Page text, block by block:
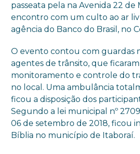
passeata pela na Avenida 22 de
encontro com um culto ao ar
agência do Banco do Brasil, no
O evento contou com guardas
agentes de trânsito, que
monitoramento e controle do
no local. Uma ambulância
ficou a disposição dos
Segundo a lei municipal nº
06 de setembro de 2018, ficou
Bíblia no município de Itaboraí.